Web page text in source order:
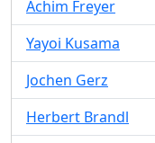
Achim Freyer
Yayoi Kusama
Jochen Gerz
Herbert Brandl